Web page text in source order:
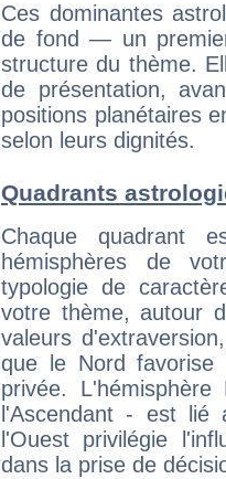
Ces dominantes
de fond — un
structure du thème.
de présentation,
positions planétaires
selon leurs dignités.
Quadrants
Chaque quadrant
hémisphères de
typologie de
votre thème, autour
valeurs
que le Nord favorise
privée.
l'Ascendant - est
l'Ouest privilégie
dans la prise de